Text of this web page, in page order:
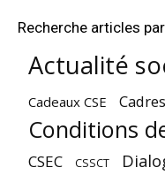
Recherche articles
Actualité
Cadeaux CSE Cadres
Conditions
CSEC CSSCT